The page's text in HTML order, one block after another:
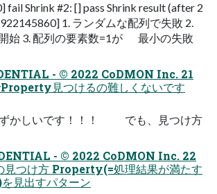
fail Shrink #2: [] pass Shrink result (after 2
1. ランダムな配列で失敗 2.
始 3. 配列の要素数=1が 最小の失敗
- © 2022 CoDMON Inc. 21
Property見つけるの難しくないです
ずかしいです！！！ でも、見つけ方
- © 2022 CoDMON Inc. 22
つけ方 Property(=処理結果が満たす
見出すパターン